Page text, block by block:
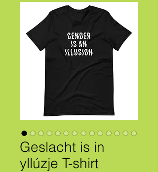
Geslacht is in
yllúzje T-shirt